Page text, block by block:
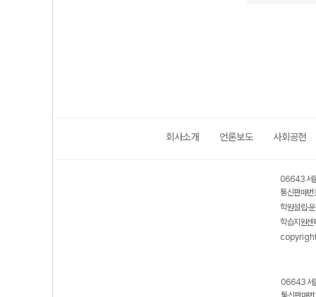
회사소개 언론보도 사회공헌
06643 서
통신판매
학원설립·
학습지원
06643 서